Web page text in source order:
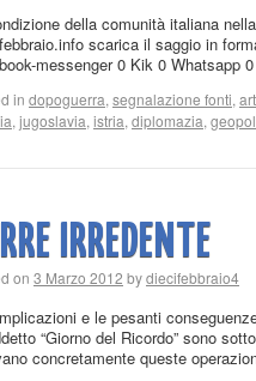
della comunità italiana
scarica il saggio in
messenger 0 Kik 0 Whatsapp
in dopoguerra, segnalazione fonti,
, jugoslavia, istria, diplomazia,
IRREDENTE
on 3 Marzo 2012 bydiecifebbraio4
e le pesanti
“Giorno del Ricordo” sono
concretamente queste